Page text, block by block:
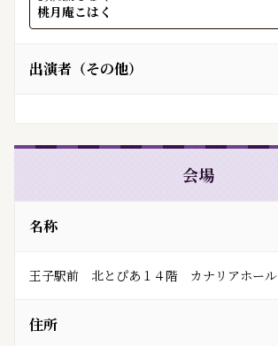
桃月庵こはく
出演者（その他）
会場
名称
王子駅前　北とぴあ１４階　カナリアホール
住所